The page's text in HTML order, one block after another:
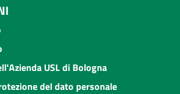
USL di Bologna
del dato personale